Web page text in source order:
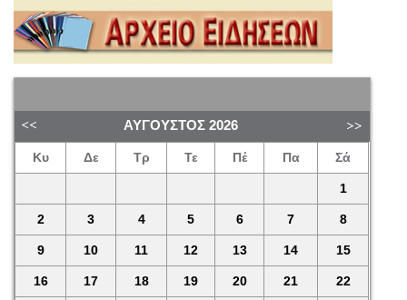
ΑΎΓΟΥΣΤΟΣ 2026
Κυ Δε Τρ Τε Πέ Πα Σά
1
2 3 4 5 6 7 8
9 10 11 12 13 14 15
16 17 18 19 20 21 22